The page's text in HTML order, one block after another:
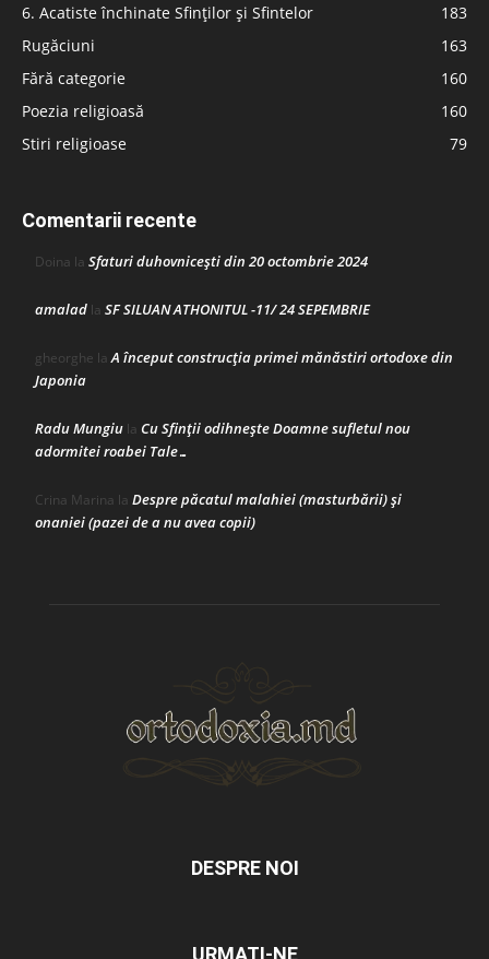
6. Acatiste închinate Sfinților și Sfintelor
183
Rugăciuni
163
Fără categorie
160
Poezia religioasă
160
Stiri religioase
79
Comentarii recente
Doina la Sfaturi duhovnicești din 20 octombrie 2024
amalad la SF SILUAN ATHONITUL -11/ 24 SEPEMBRIE
gheorghe laA început construcţia primei mănăstiri ortodoxe din
Japonia
Radu Mungiu la Cu Sfinții odihnește Doamne sufletul nou
adormitei roabei Tale…
Crina Marina la Despre păcatul malahiei (masturbării) şi
onaniei (pazei de a nu avea copii)
DESPRE NOI
URMAȚI-NE